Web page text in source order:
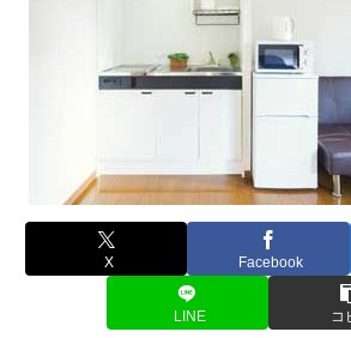
X Facebook
LINE コ